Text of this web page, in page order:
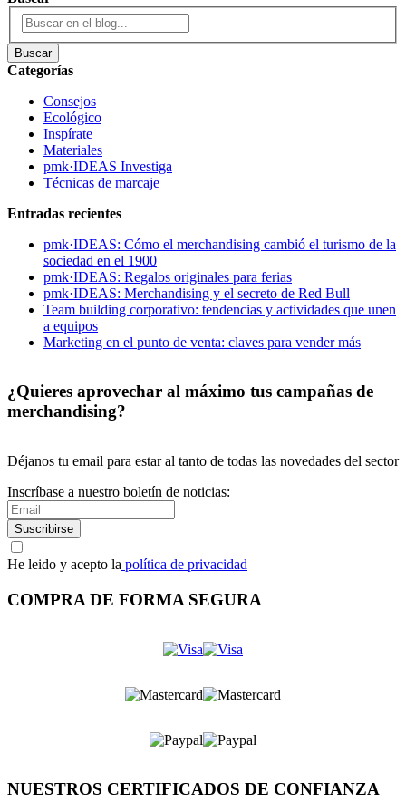
Buscar
Categorías
Consejos
Ecológico
Inspírate
Materiales
pmk·IDEAS Investiga
Técnicas de marcaje
Entradas recientes
pmk·IDEAS: Cómo el merchandising cambió el turismo de la
sociedad en el 1900
pmk·IDEAS: Regalos originales para ferias
pmk·IDEAS: Merchandising y el secreto de Red Bull
Team building corporativo: tendencias y actividades que unen
a equipos
Marketing en el punto de venta: claves para vender más
¿Quieres aprovechar al máximo tus campañas de
merchandising?
Déjanos tu email para estar al tanto de todas las novedades del sector
Inscríbase a nuestro boletín de noticias:
Suscribirse
He leido y acepto la política de privacidad
COMPRA DE FORMA SEGURA
NUESTROS CERTIFICADOS DE CONFIANZA